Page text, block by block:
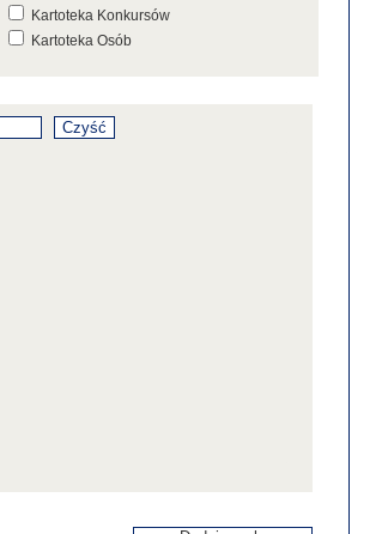
Kartoteka Konkursów
Kartoteka Osób
Kartoteka Wystaw
Kartoteka Źródeł